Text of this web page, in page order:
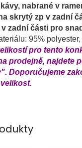
nabrané v
skrytý zp v zadní
v zadní části pro
95%
pro tento
prodejně, najdete
Doporučujeme